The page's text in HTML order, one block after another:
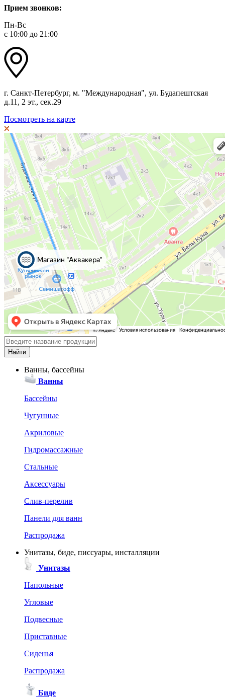
Прием звонков:
Пн-Вс
с 10:00 до 21:00
г. Санкт-Петербург, м. "Международная", ул. Будапештская
д.11, 2 эт., сек.29
Посмотреть на карте
Ванны, бассейны
Ванны
Бассейны
Чугунные
Акриловые
Гидромассажные
Стальные
Аксессуары
Слив-перелив
Панели для ванн
Распродажа
Унитазы, биде, писсуары, инсталляции
Унитазы
Напольные
Угловые
Подвесные
Приставные
Сиденья
Распродажа
Биде